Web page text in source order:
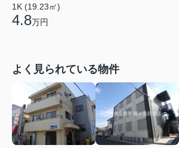
1K (19.23㎡)
4.8万円
よく見られている物件